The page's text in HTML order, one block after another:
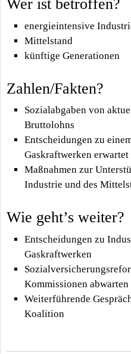
Wer ist betroffen?
energieintensive
Mittelstand
künftige Generationen
Zahlen/Fakten?
Sozialabgaben von
Bruttolohns
Entscheidungen zu
Gaskraftwerken erwartet
Maßnahmen zur
Industrie und des
Wie geht’s weiter?
Entscheidungen zu
Gaskraftwerken
Kommissionen abwarten
Weiterführende
Koalition